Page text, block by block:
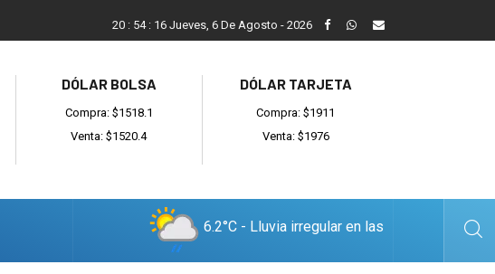
Balcarce cayó en el debut ante General Madariaga
20 : 54: 17 Jueves, 6 De Agosto - 2026
DÓLAR BOLSA
Compra: $1518.1
Venta: $1520.4
DÓLAR TARJETA
Compra: $1911
Venta: $1976
6.2°C - Lluvia irregular en las